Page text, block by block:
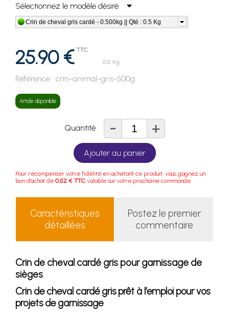
Sélectionnez le modèle désiré
Crin de cheval gris cardé - 0.500kg || Qté : 0.5 Kg
25.90 € TTC
0.5 Kg
Référence : crin-animal-gris-500g
Article disponible
Quantité - +
Ajouter au panier
Pour récompenser votre fidélité en achetant ce produit, vous gagnez un
bon d'achat de 0.52 € TTC valable sur votre prochaine commande.
Caractéristiques
détaillées
Postez le premier
commentaire
Crin de cheval cardé gris pour garnissage de
sièges
Crin de cheval cardé gris prêt à l’emploi pour vos
projets de garnissage